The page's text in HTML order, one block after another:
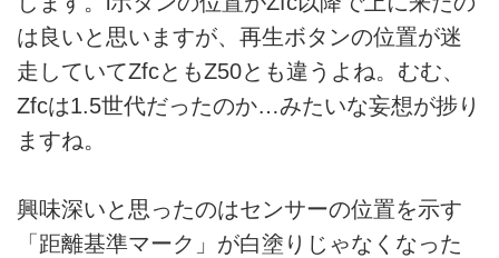
は良いと思いますが、再生ボタンの位置が迷
走していてZfcともZ50とも違うよね。むむ、
Zfcは1.5世代だったのか…みたいな妄想が捗り
ますね。
興味深いと思ったのはセンサーの位置を示す
「距離基準マーク」が白塗りじゃなくなった